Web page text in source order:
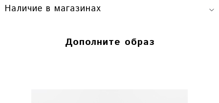
Наличие в магазинах
Г. КРАСНОЯРСК, ПР. МИРА, 80 / УЛ.
Дополните образ